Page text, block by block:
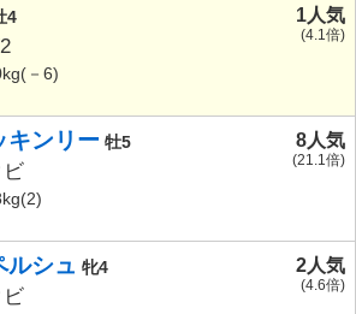
4
－6)
1人気
(4.1倍)
キンリー 牡5
ビ
8人気
(21.1倍)
ルシュ 牝4
ビ
2人気
(4.6倍)